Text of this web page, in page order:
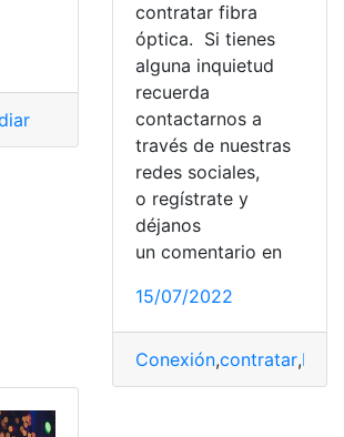
Funcionan,Óptica,pequeño
contratar fibra
óptica. Si tienes
alguna inquietud
recuerda
contactarnos a
través de nuestras
redes sociales,
o regístrate y
déjanos
un comentario en
15/07/2022
Conexión,contratar,Fibra